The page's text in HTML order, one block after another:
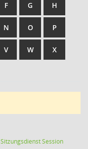
F G H
N O P
V W X
SitzungsdienstSession(Wird in